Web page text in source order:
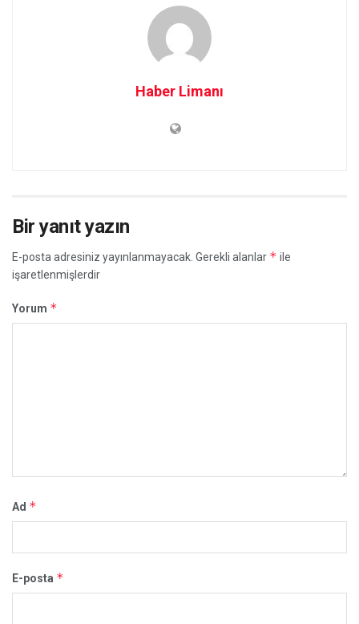
Haber Limanı
Bir yanıt yazın
E-posta adresiniz yayınlanmayacak. Gerekli alanlar * ile
işaretlenmişlerdir
Yorum *
Ad *
E-posta *